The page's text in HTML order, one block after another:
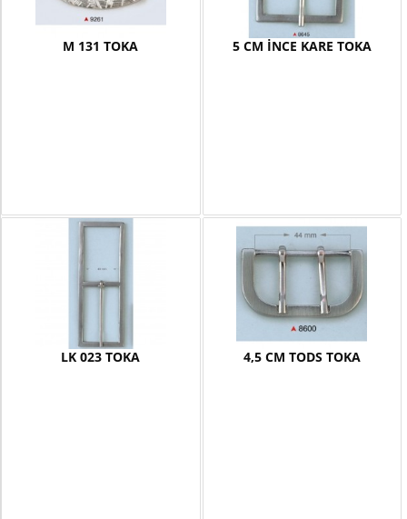
M 131 TOKA 5 CM İNCE KARE TOKA
LK 023 TOKA 4,5 CM TODS TOKA